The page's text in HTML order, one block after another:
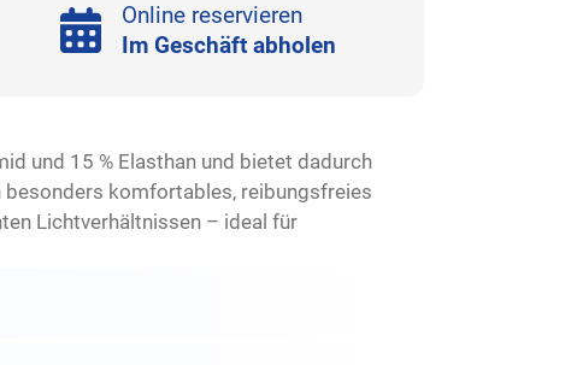
Online reservieren
Im Geschäft abholen
und 15 % Elasthan und bietet dadurch
besonders komfortables, reibungsfreies
Lichtverhältnissen – ideal für